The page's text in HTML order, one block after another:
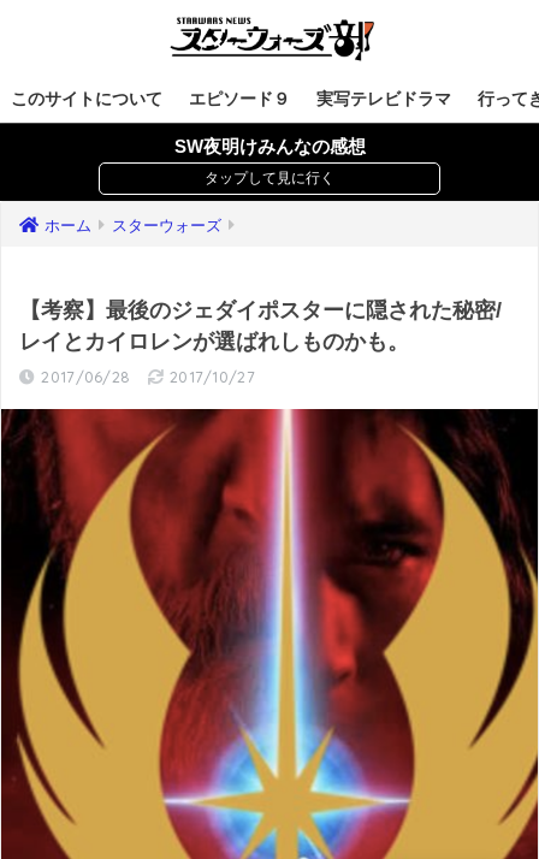
このサイトについて エピソード９ 実写テレビドラマ 行って
SW夜明けみんなの感想
ホーム スターウォーズ
【考察】最後のジェダイポスターに隠された秘密/
レイとカイロレンが選ばれしものかも。
2017/06/28 2017/10/27